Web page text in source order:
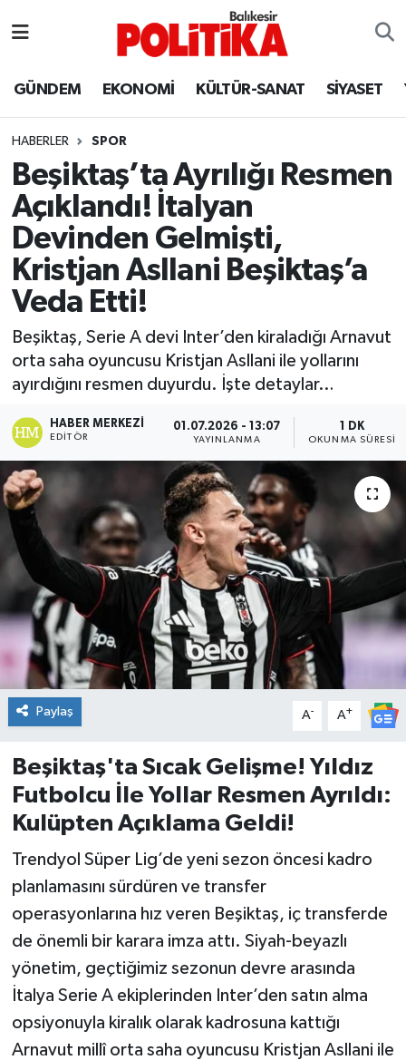
GÜNDEM EKONOMİ KÜLTÜR-SANAT SİYASET
HABERLER SPOR
Beşiktaş’ta Ayrılığı Resmen
Açıklandı! İtalyan
Devinden Gelmişti,
Kristjan Asllani Beşiktaş’a
Veda Etti!
Beşiktaş, Serie A devi Inter’den kiraladığı Arnavut
orta saha oyuncusu Kristjan Asllani ile yollarını
ayırdığını resmen duyurdu. İşte detaylar…
HABER MERKEZI
EDITÖR
01.07.2026 - 13:07
YAYINLANMA
1 DK
OKUNMA SÜRESI
Paylaş A- A+
Beşiktaş'ta Sıcak Gelişme! Yıldız
Futbolcu İle Yollar Resmen Ayrıldı:
Kulüpten Açıklama Geldi!
Trendyol Süper Lig’de yeni sezon öncesi kadro
planlamasını sürdüren ve transfer
operasyonlarına hız veren Beşiktaş, iç transferde
de önemli bir karara imza attı. Siyah-beyazlı
yönetim, geçtiğimiz sezonun devre arasında
İtalya Serie A ekiplerinden Inter’den satın alma
opsiyonuyla kiralık olarak kadrosuna kattığı
Arnavut millî orta saha oyuncusu Kristjan Asllani ile
Ayvalık
Balya
Bandırma
Bigadiç
BİYOGRAFİLER
Burhaniye
ÇEVRE
DÜNYA
Edremit
EĞİTİM
EKONOMİ
Erdek
Gömeç
Gönen
İvrindi
Kepsut
KÜLTÜR-SANAT
MAGAZİN
Balıkesir Hava Durumu
Balıkesir Namaz Vakitleri
Balıkesir Trafik Yoğunluk Haritası
Süper Lig Puan Durumu ve Fikstür
Tüm Manşetler
Son Dakika Haberleri
Haber Arşivi